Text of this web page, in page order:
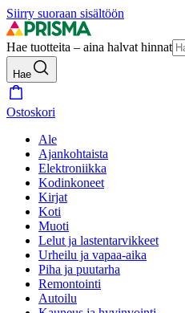
Siirry suoraan sisältöön
Hae tuotteita – aina halvat hinnat
Hae
Ostoskori
Ale
Ajankohtaista
Elektroniikka
Kodinkoneet
Kirjat
Koti
Muoti
Lelut ja lastentarvikkeet
Urheilu ja vapaa-aika
Piha ja puutarha
Remontointi
Autoilu